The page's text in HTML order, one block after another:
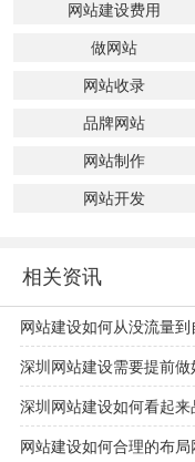
网站建设费用
做网站
网站收录
品牌网站
网站制作
网站开发
相关资讯
网站建设如何从没流量到
深圳网站建设需要提前做
深圳网站建设如何看起来
网站建设如何合理的布局